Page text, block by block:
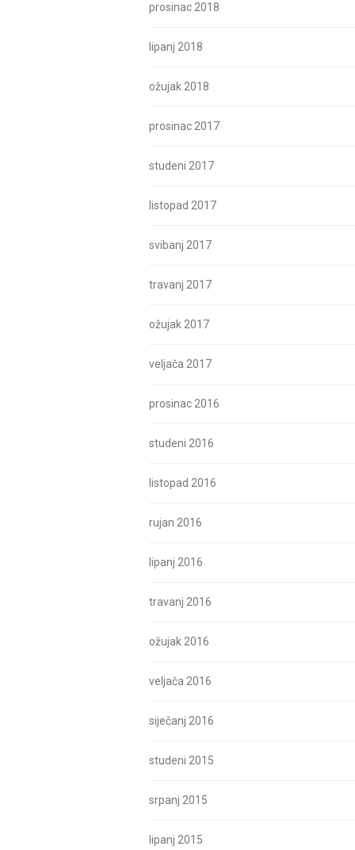
prosinac 2018
lipanj 2018
ožujak 2018
prosinac 2017
studeni 2017
listopad 2017
svibanj 2017
travanj 2017
ožujak 2017
veljača 2017
prosinac 2016
studeni 2016
listopad 2016
rujan 2016
lipanj 2016
travanj 2016
ožujak 2016
veljača 2016
siječanj 2016
studeni 2015
srpanj 2015
lipanj 2015